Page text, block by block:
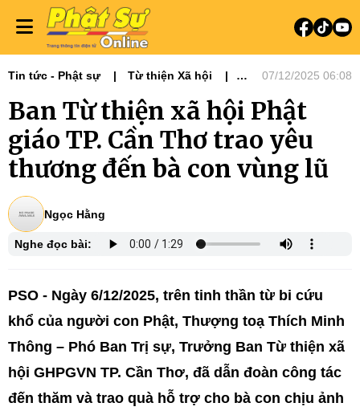
Tin tức - Phật sự
Từ thiện Xã hội
Tin Tức Hoạt Động
Từ Thiện Xã Hội
07/12/2025 06:08
Ban Từ thiện xã hội Phật
giáo TP. Cần Thơ trao yêu
thương đến bà con vùng lũ
Ngọc Hằng
Nghe đọc bài:
PSO - Ngày 6/12/2025, trên tinh thần từ bi cứu
khổ của người con Phật, Thượng toạ Thích Minh
Thông – Phó Ban Trị sự, Trưởng Ban Từ thiện xã
hội GHPGVN TP. Cần Thơ, đã dẫn đoàn công tác
đến thăm và trao quà hỗ trợ cho bà con chịu ảnh